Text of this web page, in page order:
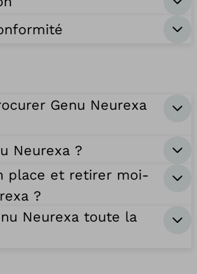
Genu Neurexa
Neurexa ?
place et retirer moi-
?
Neurexa toute la